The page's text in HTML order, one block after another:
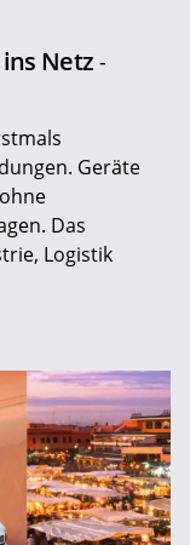
Netz -
Geräte
Das
Logistik